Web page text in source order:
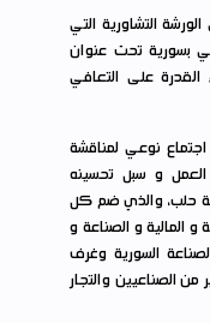
التشاورية التي
بسورية تحت عنوان
على التعافي
نوعي لمناقشة
و سبل تحسينه
حلب، والذي ضم كل
و المالية و الصناعة و
السورية وغرف
الصناعيين والتجار